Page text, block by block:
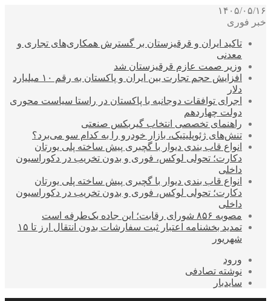
۱۴۰۵/۰۵/۱۶
خبر فوری
تاکید ایران و قرقیزستان بر گسترش همکاری‌های تجاری و
معدنی
وزیر صمت عازم قرقیزستان شد
افزایش حجم تجارت بین ایران و پاکستان به رقم ۱۰ میلیارد
دلار
اجرای توافقات دوجانبه با پاکستان در راستا سیاست محوری
دولت چهاردهم
راهنمای تخصصی انتخاب گیربکس صنعتی
تنش‌های ژئوپلیتیک، بازار خودرو را به کدام سو می‌برد؟
انواع قاب بندی دیوار با گچبری پیش ساخته پلی یورتان
دکارت؛ تحولی لوکس، فوری و بدون تخریب در دکوراسیون
داخلی
انواع قاب بندی دیوار با گچبری پیش ساخته پلی یورتان
دکارت؛ تحولی لوکس، فوری و بدون تخریب در دکوراسیون
داخلی
مصوبه ۸۵۶ شورای رقابت؛ این جاده یک‌طرفه است
تمدید بخشنامه اعتبار ثبت سفارشات بدون انتقال ارز تا ۱۵
شهریور
ورود
نوشته تصادفی
سایدبار